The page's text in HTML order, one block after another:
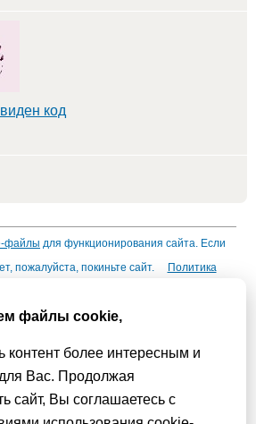
код
файлы для функционирования сайта. Если
пожалуйста, покиньте сайт.
Политика
материалов активная гиперссылка на
файлы cookie,
контент более интересным и
Вас. Продолжая
сайт, Вы соглашаетесь с